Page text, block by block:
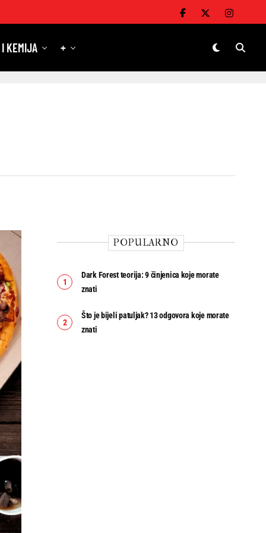
KEMIJA +
POPULARNO
Dark Forest teorija: 9 činjenica koje morate
znati
Što je bijeli patuljak? 13 odgovora koje morate
znati